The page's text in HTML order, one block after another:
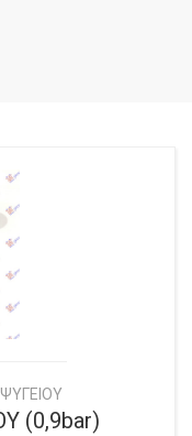
(0,9bar)